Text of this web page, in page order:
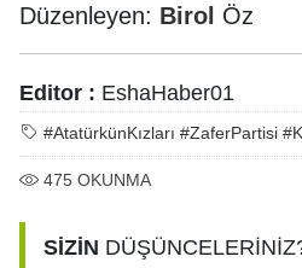
Düzenleyen: Birol Öz
Editor : EshaHaber01
#AtatürkünKızları #ZaferPartisi
475 OKUNMA
SİZİN